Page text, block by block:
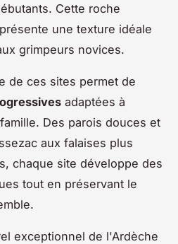
Cette roche
une texture idéale
grimpeurs novices.
de ces sites permet de
adaptées à
Des parois douces et
aux falaises plus
chaque site développe des
tout en préservant le
exceptionnel de l'Ardèche